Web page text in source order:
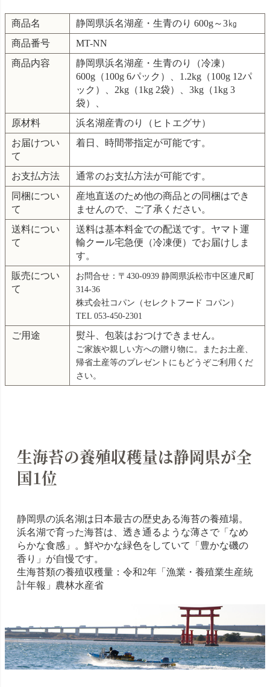
商品名
静岡県浜名湖産・生青のり 600g～3㎏
商品番号
MT-NN
商品内容
静岡県浜名湖産・生青のり（冷凍）
600g（100g 6パック）、1.2kg（100g 12パ
ック）、2kg（1kg 2袋）、3kg（1kg 3
袋）、
原材料
浜名湖産青のり（ヒトエグサ）
お届けつい
て
着日、時間帯指定が可能です。
お支払方法
通常のお支払方法が可能です。
同梱につい
て
産地直送のため他の商品との同梱はでき
ませんので、ご了承ください。
送料につい
て
送料は基本料金での配送です。ヤマト運
輸クール宅急便（冷凍便）でお届けしま
す。
販売につい
て
お問合せ：〒430-0939 静岡県浜松市中区連尺町
314-36
株式会社コパン（セレクトフード コパン）
TEL 053-450-2301
ご用途 熨斗、包装はおつけできません。
ご家族や親しい方への贈り物に。またお土産、
帰省土産等のプレゼントにもどうぞご利用くだ
さい。
生海苔の養殖収穫量は静岡県が全
国1位
静岡県の浜名湖は日本最古の歴史ある海苔の養殖場。
浜名湖で育った海苔は、透き通るような薄さで「なめ
らかな食感」。鮮やかな緑色をしていて「豊かな磯の
香り」が自慢です。
生海苔類の養殖収穫量：令和2年「漁業・養殖業生産統
計年報」農林水産省